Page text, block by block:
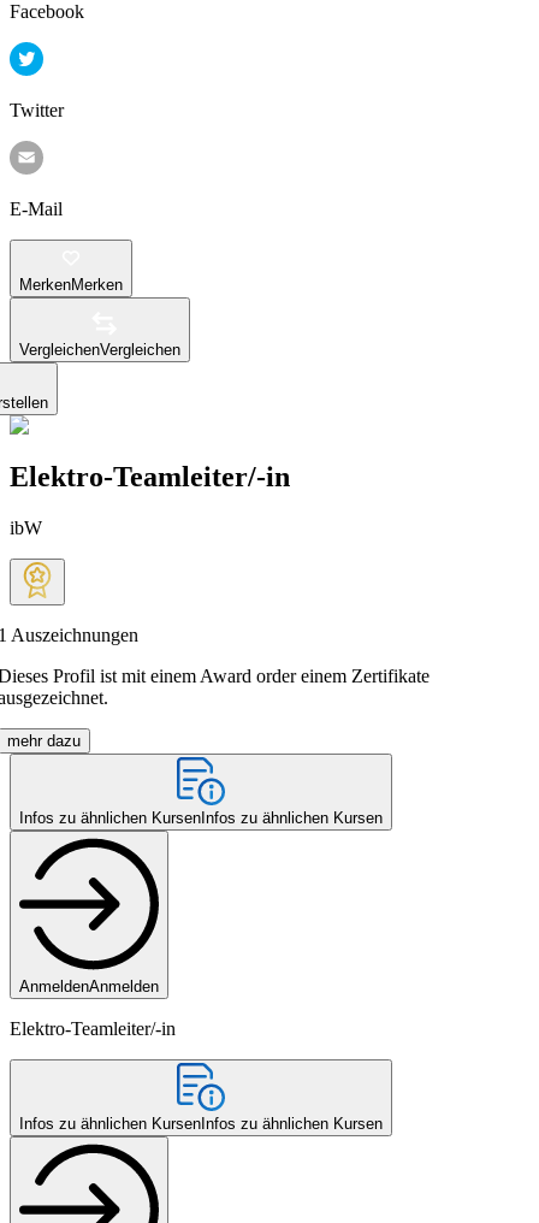
Facebook
Twitter
E-Mail
MerkenMerken
VergleichenVergleichen
Elektro-Teamleiter/-in
ibW
Auszeichnungen
Profil ist mit einem Award order einem Zertifikate
mehr dazu
Infos zu ähnlichen Kursen Infos zu ähnlichen Kursen
AnmeldenAnmelden
Elektro-Teamleiter/-in
Infos zu ähnlichen Kursen Infos zu ähnlichen Kursen